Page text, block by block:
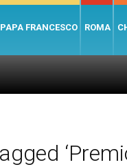
PAPA FRANCESCO ROMA